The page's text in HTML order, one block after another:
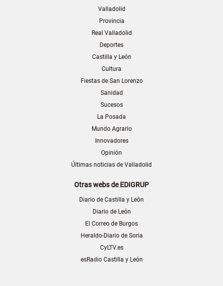
Valladolid
Provincia
Real Valladolid
Deportes
Castilla y León
Cultura
Fiestas de San Lorenzo
Sanidad
Sucesos
La Posada
Mundo Agrario
Innovadores
Opinión
Últimas noticias de Valladolid
Otras webs de EDIGRUP
Diario de Castilla y León
Diario de León
El Correo de Burgos
Heraldo-Diario de Soria
CyLTV.es
esRadio Castilla y León